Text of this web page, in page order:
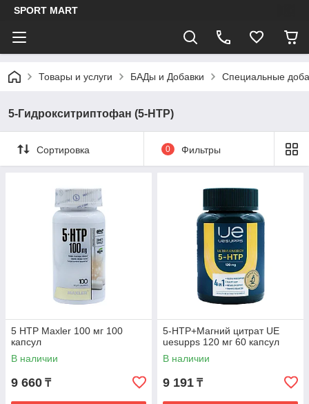
SPORT MART
Товары и услуги БАДы и Добавки Специальные
5-Гидрокситриптофан (5-HTP)
Сортировка 0 Фильтры
5 HTP Maxler 100 мг 100
капсул
В наличии
9 660 ₸
5-HTP+Магний цитрат UE
uesupps 120 мг 60 капсул
В наличии
9 191 ₸